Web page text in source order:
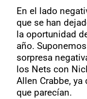
En el lado
que se han
la oportunidad
año.
sorpresa
los Nets con
Allen Crabbe,
que parecían.